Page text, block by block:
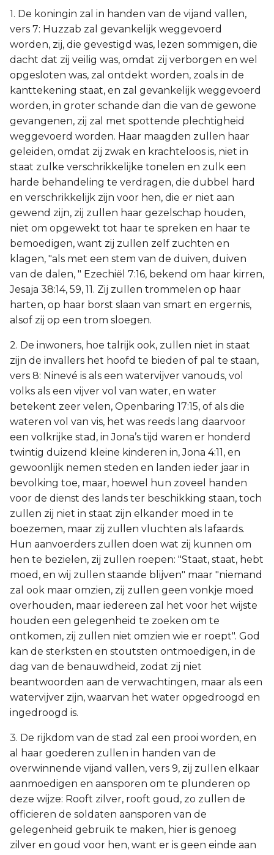
1. De koningin zal in handen van de vijand vallen,
vers 7: Huzzab zal gevankelijk weggevoerd
worden, zij, die gevestigd was, lezen sommigen, die
dacht dat zij veilig was, omdat zij verborgen en wel
opgesloten was, zal ontdekt worden, zoals in de
kanttekening staat, en zal gevankelijk weggevoerd
worden, in groter schande dan die van de gewone
gevangenen, zij zal met spottende plechtigheid
weggevoerd worden. Haar maagden zullen haar
geleiden, omdat zij zwak en krachteloos is, niet in
staat zulke verschrikkelijke tonelen en zulk een
harde behandeling te verdragen, die dubbel hard
en verschrikkelijk zijn voor hen, die er niet aan
gewend zijn, zij zullen haar gezelschap houden,
niet om opgewekt tot haar te spreken en haar te
bemoedigen, want zij zullen zelf zuchten en
klagen, "als met een stem van de duiven, duiven
van de dalen, " Ezechiël 7:16, bekend om haar kirren,
Jesaja 38:14, 59, 11. Zij zullen trommelen op haar
harten, op haar borst slaan van smart en ergernis,
alsof zij op een trom sloegen.
2. De inwoners, hoe talrijk ook, zullen niet in staat
zijn de invallers het hoofd te bieden of pal te staan,
vers 8: Ninevé is als een watervijver vanouds, vol
volks als een vijver vol van water, en water
betekent zeer velen, Openbaring 17:15, of als die
wateren vol van vis, het was reeds lang daarvoor
een volkrijke stad, in Jona’s tijd waren er honderd
twintig duizend kleine kinderen in, Jona 4:11, en
gewoonlijk nemen steden en landen ieder jaar in
bevolking toe, maar, hoewel hun zoveel handen
voor de dienst des lands ter beschikking staan, toch
zullen zij niet in staat zijn elkander moed in te
boezemen, maar zij zullen vluchten als lafaards.
Hun aanvoerders zullen doen wat zij kunnen om
hen te bezielen, zij zullen roepen: "Staat, staat, hebt
moed, en wij zullen staande blijven" maar "niemand
zal ook maar omzien, zij zullen geen vonkje moed
overhouden, maar iedereen zal het voor het wijste
houden een gelegenheid te zoeken om te
ontkomen, zij zullen niet omzien wie er roept". God
kan de sterksten en stoutsten ontmoedigen, in de
dag van de benauwdheid, zodat zij niet
beantwoorden aan de verwachtingen, maar als een
watervijver zijn, waarvan het water opgedroogd en
ingedroogd is.
3. De rijkdom van de stad zal een prooi worden, en
al haar goederen zullen in handen van de
overwinnende vijand vallen, vers 9, zij zullen elkaar
aanmoedigen en aansporen om te plunderen op
deze wijze: Rooft zilver, rooft goud, zo zullen de
officieren de soldaten aansporen van de
gelegenheid gebruik te maken, hier is genoeg
zilver en goud voor hen, want er is geen einde aan